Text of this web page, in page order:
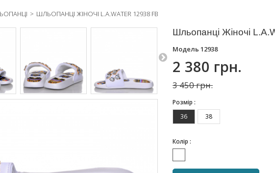
> ШЛЬОПАНЦІ ЖІНОЧІ L.A.WATER 12938 FB
Шльопанці Жіночі
Модель 12938
2 380 грн.
3 450 грн.
Розмір :
36
38
Колір :